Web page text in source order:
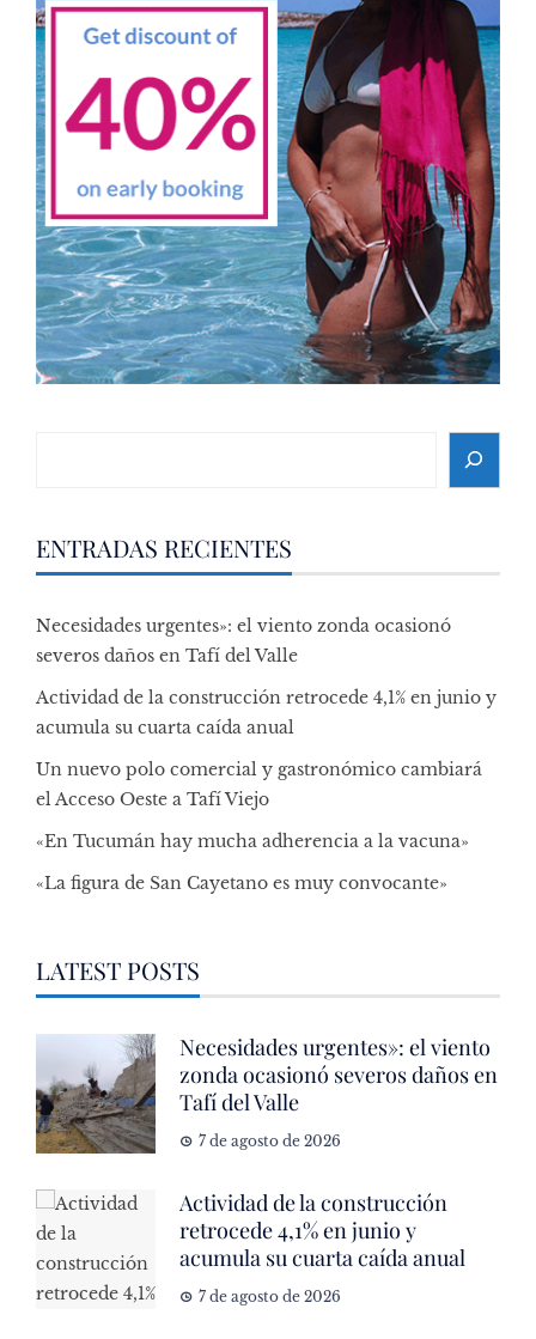
ENTRADAS RECIENTES
Necesidades urgentes»: el viento zonda ocasionó
severos daños en Tafí del Valle
Actividad de la construcción retrocede 4,1% en junio y
acumula su cuarta caída anual
Un nuevo polo comercial y gastronómico cambiará
el Acceso Oeste a Tafí Viejo
«En Tucumán hay mucha adherencia a la vacuna»
«La figura de San Cayetano es muy convocante»
LATEST POSTS
Necesidades urgentes»: el viento
zonda ocasionó severos daños en
Tafí del Valle
7 de agosto de 2026
Actividad de la construcción
retrocede 4,1% en junio y
acumula su cuarta caída anual
7 de agosto de 2026